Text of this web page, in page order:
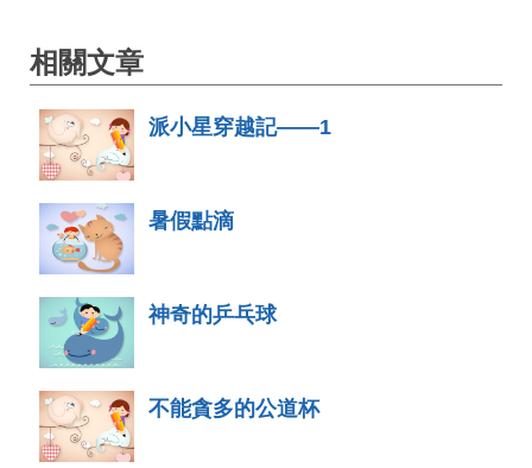
相關文章
派小星穿越記——1
暑假點滴
神奇的乒乓球
不能貪多的公道杯